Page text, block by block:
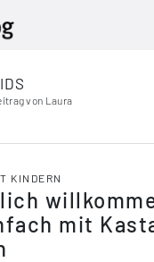
von Laura
KINDERN
mit